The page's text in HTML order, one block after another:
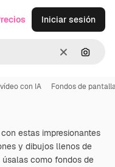
Borrar
Iniciar sesión
con IA Fondos de
estas impresionantes
y dibujos llenos de
como fondos de